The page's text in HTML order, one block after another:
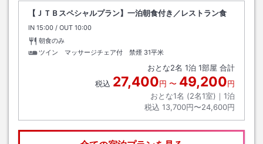
【ＪＴＢスペシャルプラン】一泊朝食付き／レストラン食
IN チェックイン
15:00 / OUT チェックアウト
10:00
朝食のみ
ツイン マッサージチェア付 禁煙 31平米
おとな2名 1泊 1部屋 合計
税込 27,400円 〜 49,200円
おとな1名 (2名1室)｜ 1泊
税込 13,700円〜24,600円